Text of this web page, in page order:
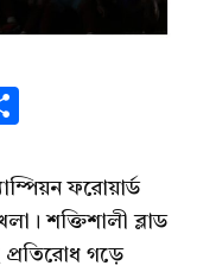
ফরোয়ার্ড
শক্তিশালী ব্লাড
প্রতিরোধ গড়ে